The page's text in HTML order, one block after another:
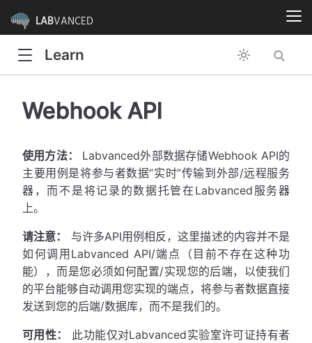
LABVANCED
Learn
Webhook API
使用方法：
​Labvanced外部数据存储Webhook API的
主要用例是将参与者数据“实时”传输到外部/远程服务
器，而不是将记录的数据托管在Labvanced服务器
上。
请注意：
​与许多API用例相反，这里描述的内容并不是
如何调用Labvanced API/端点（目前不存在这种功
能），而是您必须如何配置/实现您的后端，以使我们
的平台能够自动调用您实现的端点，将参与者数据直接
发送到您的后端/数据库，而不是我们的。
可用性：
​此功能仅对Labvanced实验室许可证持有者